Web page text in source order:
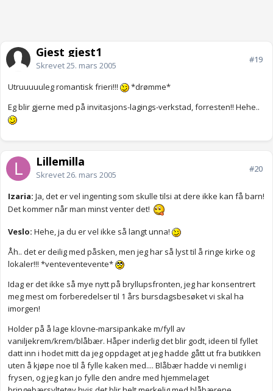
Gjest gjest1
Skrevet25. mars 2005
#19
Utruuuuuleg romantisk frieri!!!
*drømme*
Eg blir gjerne med på invitasjons-lagings-verkstad, forresten!! Hehe..
Lillemilla
Skrevet26. mars 2005
#20
Izaria: Ja, det er vel ingenting som skulle tilsi at dere ikke kan få barn!
Det kommer når man minst venter det!
Veslo: Hehe, ja du er vel ikke så langt unna!
Åh.. det er deilig med påsken, men jeg har så lyst til å ringe kirke og
lokaler!!! *venteventevente*
Idag er det ikke så mye nytt på bryllupsfronten, jeg har konsentrert
meg mest om forberedelser til 1 års bursdagsbesøket vi skal ha
imorgen!
Holder på å lage klovne-marsipankake m/fyll av
vaniljekrem/krem/blåbær. Håper inderlig det blir godt, ideen til fyllet
datt inn i hodet mitt da jeg oppdaget at jeg hadde gått ut fra butikken
uten å kjøpe noe til å fylle kaken med.... Blåbær hadde vi nemlig i
frysen, og jeg kan jo fylle den andre med hjemmelaget